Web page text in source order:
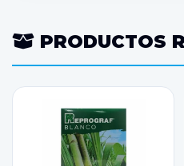
PRODUCTOS